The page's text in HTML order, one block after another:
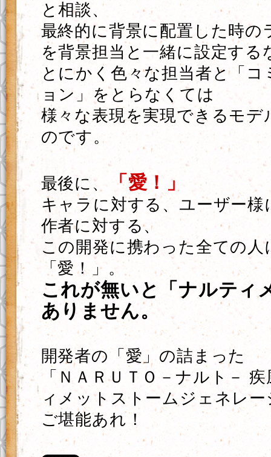
と相談、
最終的に背景に配置した時の
を背景担当と一緒に設定する
とにかく色々な担当者と「コ
ョン」をとらなくては
様々な表現を実現できるモデ
のです。
最後に、 「愛！」
キャラに対する、ユーザー様
作者に対する、
この開発に携わった全ての人
「愛！」。
これが無いと「ナルティ
ありません。
開発者の「愛」の詰まった
「ＮＡＲＵＴＯ－ナルト－
ィメットストームジェネレ
ご堪能あれ！